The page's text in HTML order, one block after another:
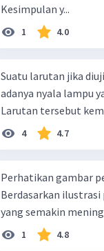
Kesimpulan y...
1 4.0
Suatu larutan jika
adanya nyala lampu
Larutan tersebut
4 4.7
Perhatikan gambar
Berdasarkan
yang semakin
1 4.8